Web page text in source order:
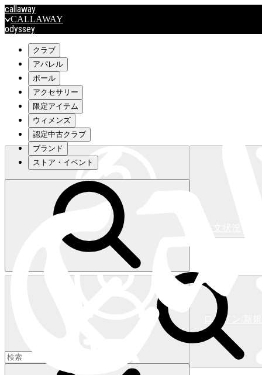
callaway
CALLAWAY
odyssey
travismathew
outlet
OUTLET
キャロウェイアパレルはこちら>>>
キャロウェイアパレルはこちら>>>
ログイン/新
クラブ
アパレル
ボール
アクセサリー
限定アイテム
ウィメンズ
認定中古クラブ
ブランド
ストア・イベント